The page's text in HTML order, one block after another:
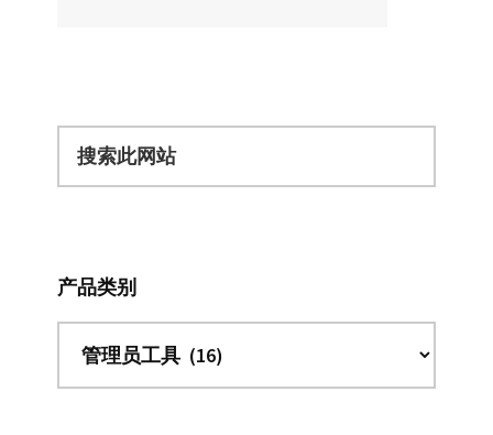
产品类别